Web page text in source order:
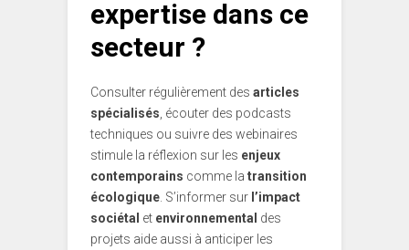
expertise dans ce
secteur ?
Consulter régulièrement des articles
spécialisés , écouter des podcasts
techniques ou suivre des webinaires
stimule la réflexion sur les enjeux
contemporains comme la transition
écologique . S’informer sur l’impact
sociétal et environnemental des
projets aide aussi à anticiper les